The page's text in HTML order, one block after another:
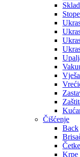
Čišćenje
Back
Četke
Krpe